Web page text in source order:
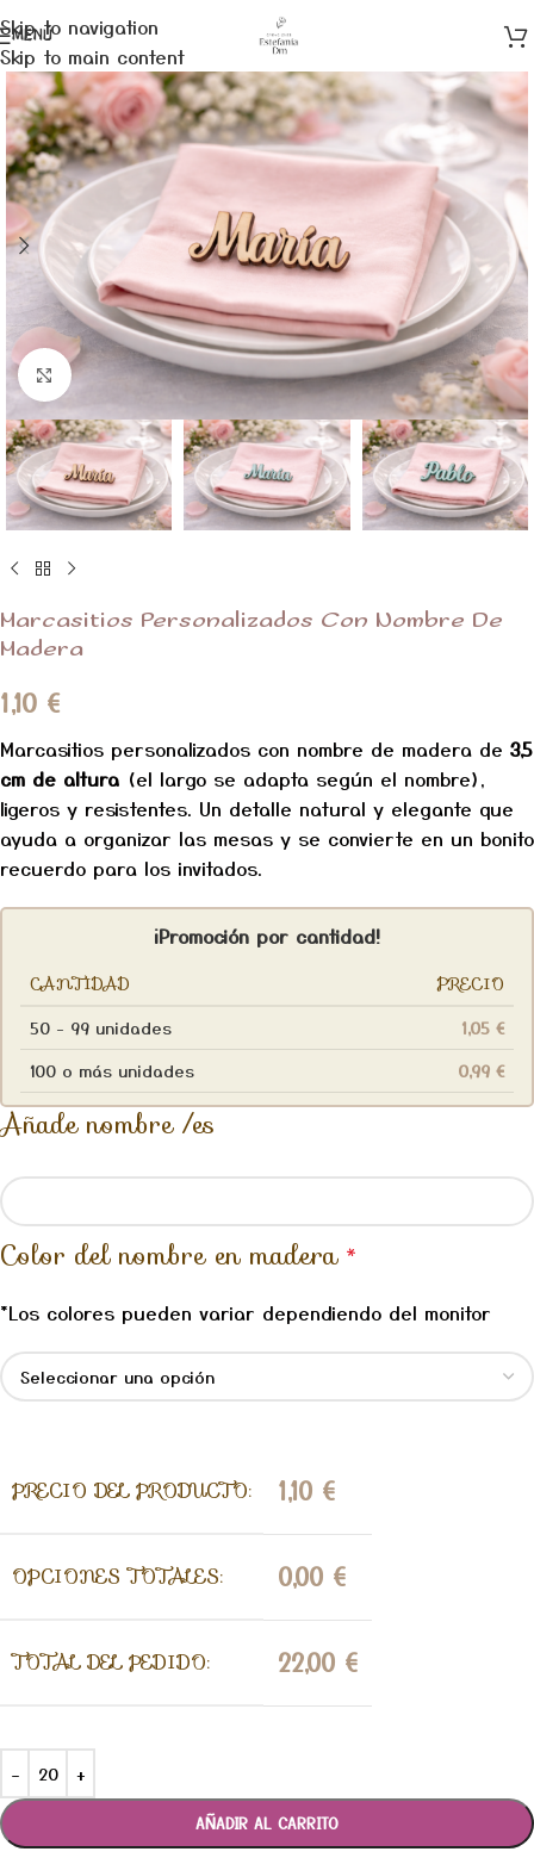
Skip to navigation
Skip to main content
MENÚ
Clic para ampliar
Marcasitios Personalizados Con Nombre De
Madera
1,10 €
Marcasitios personalizados con nombre de madera de 3,5
cm de altura (el largo se adapta según el nombre),
ligeros y resistentes. Un detalle natural y elegante que
ayuda a organizar las mesas y se convierte en un bonito
recuerdo para los invitados.
¡Promoción por cantidad!
CANTIDAD PRECIO
50 - 99 unidades 1,05 €
100 o más unidades
0,99 €
Añade nombre /es
Color del nombre en madera *
*Los colores pueden variar dependiendo del monitor
PRECIO DEL PRODUCTO: 1,10 €
OPCIONES TOTALES: 0,00 €
TOTAL DEL PEDIDO: 22,00 €
AÑADIR AL CARRITO